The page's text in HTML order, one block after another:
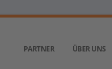
PARTNER ÜBER UNS